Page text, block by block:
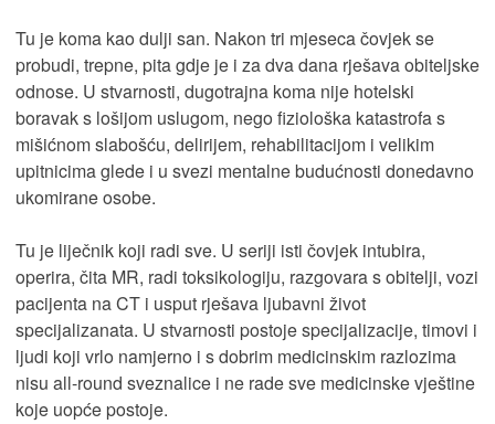
Tu je koma kao dulji san. Nakon tri mjeseca čovjek se
probudi, trepne, pita gdje je i za dva dana rješava obiteljske
odnose. U stvarnosti, dugotrajna koma nije hotelski
boravak s lošijom uslugom, nego fiziološka katastrofa s
mišićnom slabošću, delirijem, rehabilitacijom i velikim
upitnicima glede i u svezi mentalne budućnosti donedavno
ukomirane osobe.
Tu je liječnik koji radi sve. U seriji isti čovjek intubira,
operira, čita MR, radi toksikologiju, razgovara s obitelji, vozi
pacijenta na CT i usput rješava ljubavni život
specijalizanata. U stvarnosti postoje specijalizacije, timovi i
ljudi koji vrlo namjerno i s dobrim medicinskim razlozima
nisu all-round sveznalice i ne rade sve medicinske vještine
koje uopće postoje.